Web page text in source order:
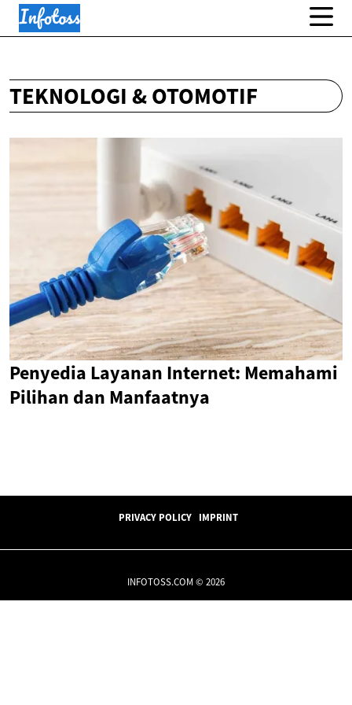
TEKNOLOGI & OTOMOTIF
Penyedia Layanan Internet: Memahami
Pilihan dan Manfaatnya
PRIVACY POLICY IMPRINT
INFOTOSS.COM © 2026